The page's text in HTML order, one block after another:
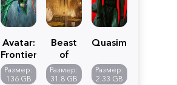
Avatar:
Frontiers
of
Pandora
Размер:
136 GB
Beast
of
Reincarnation
Размер:
31.8 GB
Quasimorph
Размер:
2.33 GB